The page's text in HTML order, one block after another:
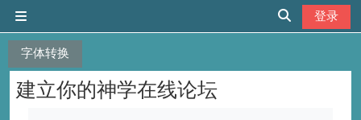
字体转换
切换搜索输入
登录
建立你的神学在线论坛